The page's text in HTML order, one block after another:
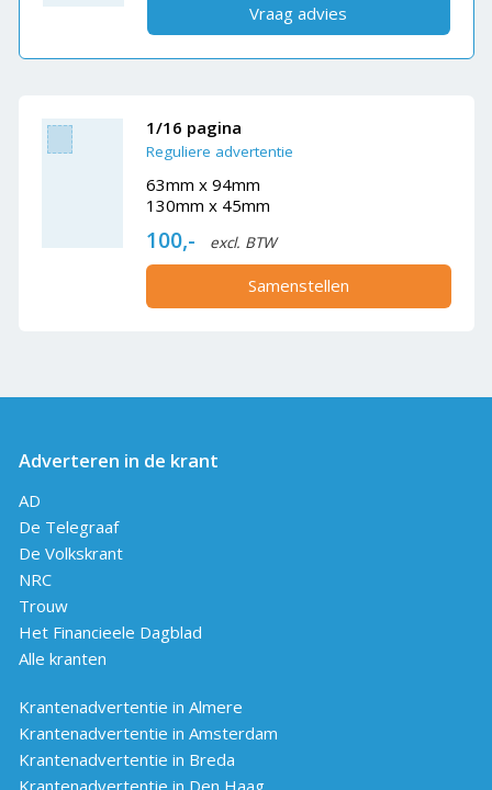
Vraag advies
1/16 pagina
Reguliere advertentie
63mm x 94mm
130mm x 45mm
100,- excl. BTW
Samenstellen
Adverteren in de krant
AD
De Telegraaf
De Volkskrant
NRC
Trouw
Het Financieele Dagblad
Alle kranten
Krantenadvertentie in Almere
Krantenadvertentie in Amsterdam
Krantenadvertentie in Breda
Krantenadvertentie in Den Haag